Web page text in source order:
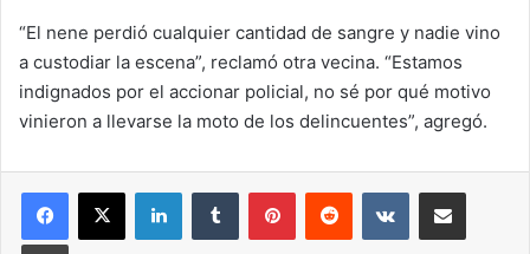
“El nene perdió cualquier cantidad de sangre y nadie vino
a custodiar la escena”, reclamó otra vecina. “Estamos
indignados por el accionar policial, no sé por qué motivo
vinieron a llevarse la moto de los delincuentes”, agregó.